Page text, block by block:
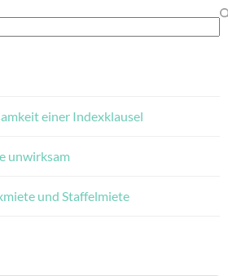
einer Indexklausel
unwirksam
und Staffelmiete